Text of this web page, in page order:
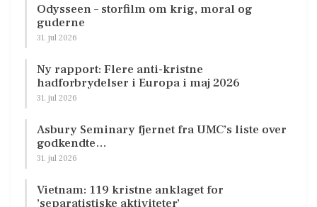
Odysseen – storfilm om krig, moral og
guderne
31. jul 2026
Ny rapport: Flere anti-kristne
hadforbrydelser i Europa i maj 2026
31. jul 2026
Asbury Seminary fjernet fra UMC’s liste over
godkendte…
31. jul 2026
Vietnam: 119 kristne anklaget for
’separatistiske aktiviteter’